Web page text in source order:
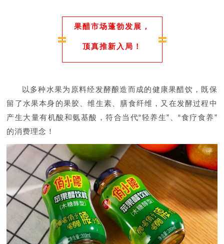
果醋市场蓬勃发展，
顶真推新入局！
以多种水果为原料经发酵酿造而成的健康果醋饮，既保
留了水果本身的果胶、维生素、膳食纤维，又在发酵过程中
产生大量有机酸和氨基酸，符合当代“轻养生”、“食疗食养”
的消费理念！